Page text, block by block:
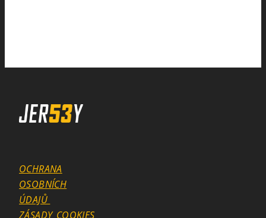
OCHRANA
OSOBNÍCH
ÚDAJŮ
ZÁSADY_COOKIES